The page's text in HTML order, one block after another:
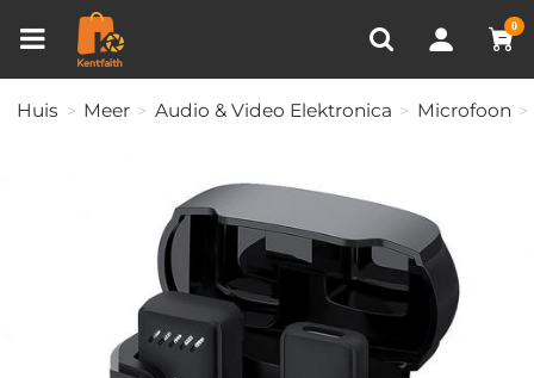
0
RECENT BEKEKEN
Huis Meer Audio & Video Elektronica Microfoon